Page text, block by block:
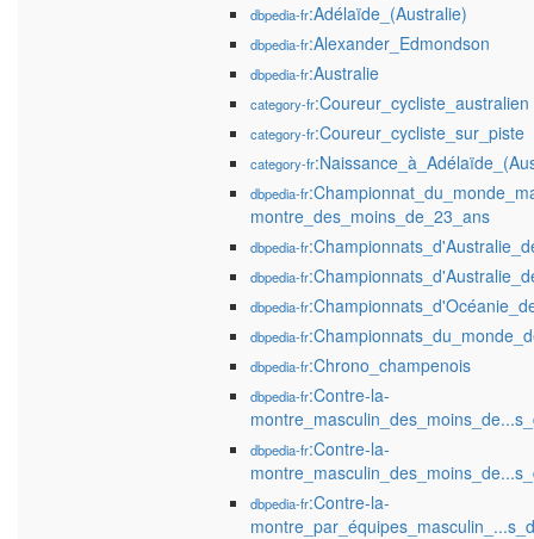
dbpedia-fr:Adélaïde_(Australie)
dbpedia-fr:Alexander_Edmondson
dbpedia-fr:Australie
category-fr:Coureur_cycliste_australien
category-fr:Coureur_cycliste_sur_piste
category-fr
dbpedia-fr
montre_des_moins_de_23_ans
dbpedia-fr
dbpedia-fr
dbpedia-fr
dbpedia-fr
dbpedia-fr:Chrono_champenois
dbpedia-fr:Contre-la-
dbpedia-fr:Contre-la-
dbpedia-fr:Contre-la-